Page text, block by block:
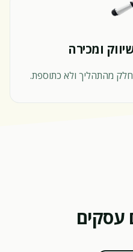
ומכירה
מהתהליך ולא כתוספת.
עסקים